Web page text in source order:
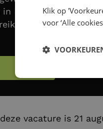
in Nijmegen? Dan
op
vacature is 21
Klik op
voor ‘Alle